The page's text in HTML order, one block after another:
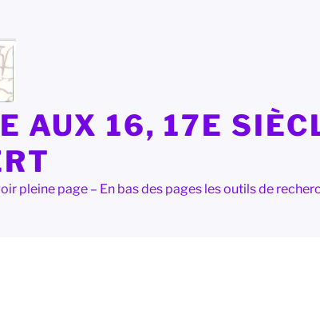
AUX 16, 17E
pleine page – En bas des pages les outils de